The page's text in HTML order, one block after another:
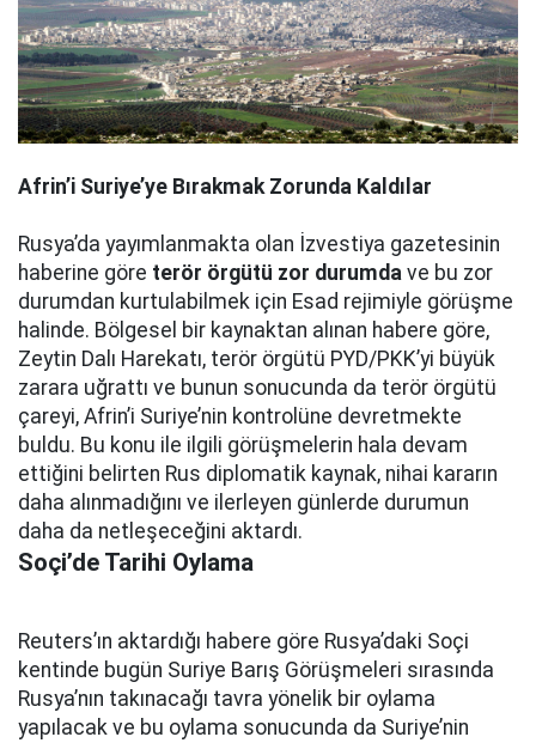
Afrin’i Suriye’ye Bırakmak Zorunda Kaldılar
Rusya’da yayımlanmakta olan İzvestiya gazetesinin
haberine göre terör örgütü zor durumda ve bu zor
durumdan kurtulabilmek için Esad rejimiyle görüşme
halinde. Bölgesel bir kaynaktan alınan habere göre,
Zeytin Dalı Harekatı, terör örgütü PYD/PKK’yi büyük
zarara uğrattı ve bunun sonucunda da terör örgütü
çareyi, Afrin’i Suriye’nin kontrolüne devretmekte
buldu. Bu konu ile ilgili görüşmelerin hala devam
ettiğini belirten Rus diplomatik kaynak, nihai kararın
daha alınmadığını ve ilerleyen günlerde durumun
daha da netleşeceğini aktardı.
Soçi’de Tarihi Oylama
Reuters’ın aktardığı habere göre Rusya’daki Soçi
kentinde bugün Suriye Barış Görüşmeleri sırasında
Rusya’nın takınacağı tavra yönelik bir oylama
yapılacak ve bu oylama sonucunda da Suriye’nin